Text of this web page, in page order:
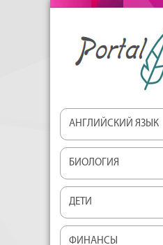
АНГЛИЙСКИЙ ЯЗЫК
БИОЛОГИЯ
ДЕТИ
ФИНАНСЫ